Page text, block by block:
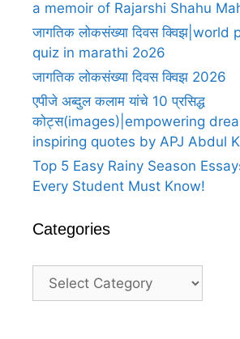
a memoir of Rajarshi Shahu
जागतिक लोकसंख्या दिवस
quiz in marathi 2o26
जागतिक लोकसंख्या दिवस क्विझ 2026
एपीजे अब्दुल कलाम यांचे 10 प्रसिद्ध
कोट्स(images)|empowering
inspiring quotes by APJ Abdul
Top 5 Easy Rainy Season
Every Student Must Know!
Categories
Categories